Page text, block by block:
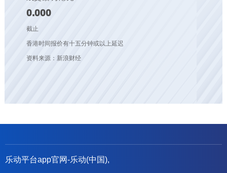
0.000
截止
香港时间报价有十五分钟或以上延迟
资料来源：新浪财经
乐动平台app官网-乐动(中国),